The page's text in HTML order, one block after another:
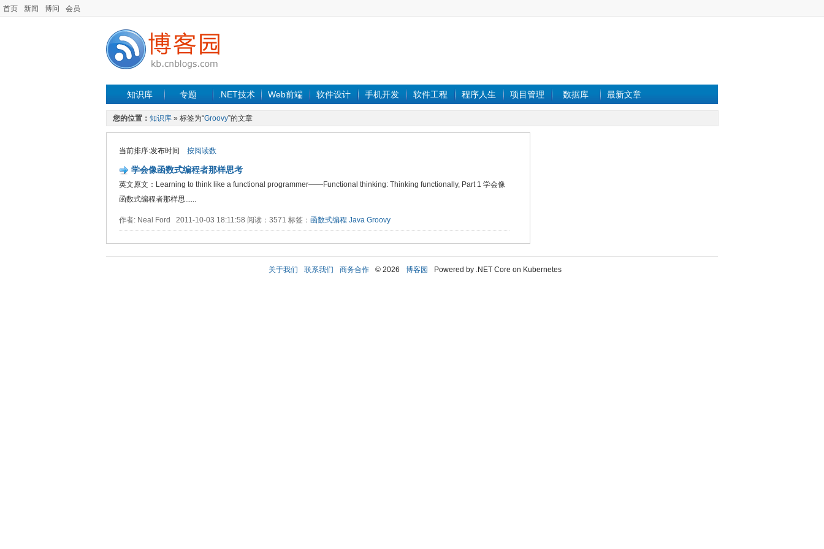
首页 新闻 博问 会员
知识库 专题 .NET技术 Web前端 软件设计 手机开发 软件工程 程序人生 项目管理 数据库 最新文章
您的位置： 知识库 » 标签为“Groovy”的文章
当前排序:发布时间 按阅读数
学会像函数式编程者那样思考
英文原文：Learning to think like a functional programmer——Functional thinking: Thinking functionally, Part 1 学会像
函数式编程者那样思......
作者: Neal Ford 2011-10-03 18:11:58 阅读：3571 标签： 函数式编程 Java Groovy
关于我们 联系我们 商务合作 © 2026 博客园 Powered by .NET Core on Kubernetes